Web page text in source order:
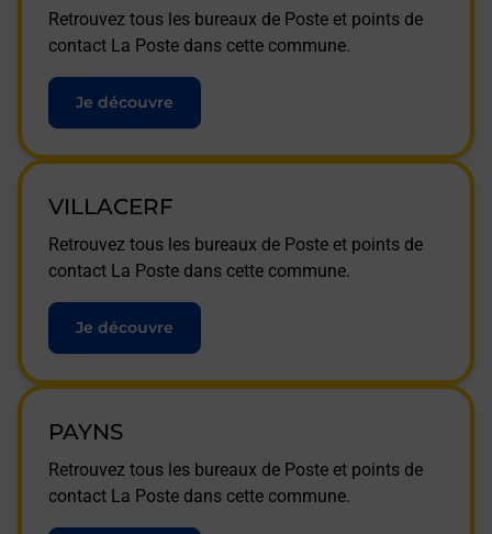
Retrouvez tous les bureaux de Poste et points de
contact La Poste dans cette commune.
Je découvre
VILLACERF
Retrouvez tous les bureaux de Poste et points de
contact La Poste dans cette commune.
Je découvre
PAYNS
Retrouvez tous les bureaux de Poste et points de
contact La Poste dans cette commune.